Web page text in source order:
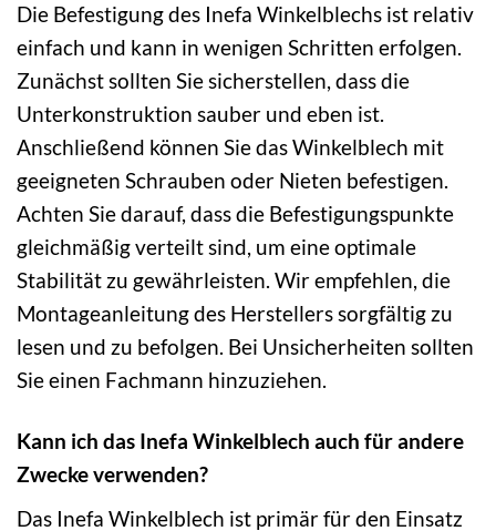
Die Befestigung des Inefa Winkelblechs ist relativ
einfach und kann in wenigen Schritten erfolgen.
Zunächst sollten Sie sicherstellen, dass die
Unterkonstruktion sauber und eben ist.
Anschließend können Sie das Winkelblech mit
geeigneten Schrauben oder Nieten befestigen.
Achten Sie darauf, dass die Befestigungspunkte
gleichmäßig verteilt sind, um eine optimale
Stabilität zu gewährleisten. Wir empfehlen, die
Montageanleitung des Herstellers sorgfältig zu
lesen und zu befolgen. Bei Unsicherheiten sollten
Sie einen Fachmann hinzuziehen.
Kann ich das Inefa Winkelblech auch für andere
Zwecke verwenden?
Das Inefa Winkelblech ist primär für den Einsatz